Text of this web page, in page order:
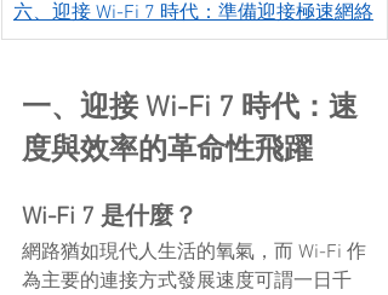
六、迎接 Wi-Fi 7 時代：準備迎接極速網絡
一、迎接 Wi-Fi 7 時代：速
度與效率的革命性飛躍
Wi-Fi 7 是什麼？
網路猶如現代人生活的氧氣，而 Wi-Fi 作
為主要的連接方式發展速度可謂一日千